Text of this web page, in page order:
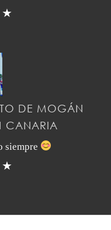
★
DE MOGÁN
CANARIA
siempre
★